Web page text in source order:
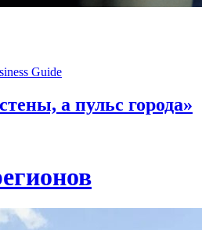
Guide
а пульс города»